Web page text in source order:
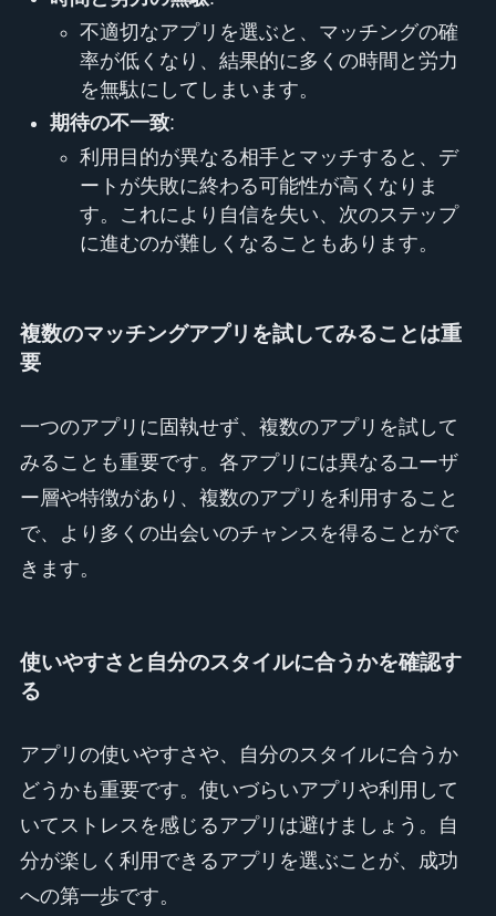
不適切なアプリを選ぶと、マッチングの確
率が低くなり、結果的に多くの時間と労力
を無駄にしてしまいます。
期待の不一致:
利用目的が異なる相手とマッチすると、デ
ートが失敗に終わる可能性が高くなりま
す。これにより自信を失い、次のステップ
に進むのが難しくなることもあります。
複数のマッチングアプリを試してみることは重
要
一つのアプリに固執せず、複数のアプリを試して
みることも重要です。各アプリには異なるユーザ
ー層や特徴があり、複数のアプリを利用すること
で、より多くの出会いのチャンスを得ることがで
きます。
使いやすさと自分のスタイルに合うかを確認す
る
アプリの使いやすさや、自分のスタイルに合うか
どうかも重要です。使いづらいアプリや利用して
いてストレスを感じるアプリは避けましょう。自
分が楽しく利用できるアプリを選ぶことが、成功
への第一歩です。